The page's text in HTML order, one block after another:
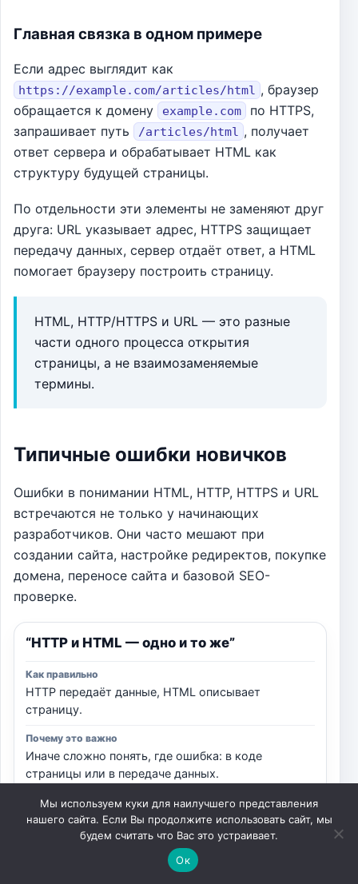
Главная связка в одном примере
Если адрес выглядит как
https://example.com/articles/html , браузер
обращается к домену
example.com
по HTTPS,
запрашивает путь
/articles/html , получает
ответ сервера и обрабатывает HTML как
структуру будущей страницы.
По отдельности эти элементы не заменяют друг
друга: URL указывает адрес, HTTPS защищает
передачу данных, сервер отдаёт ответ, а HTML
помогает браузеру построить страницу.
HTML, HTTP/HTTPS и URL — это разные
части одного процесса открытия
страницы, а не взаимозаменяемые
термины.
Типичные ошибки новичков
Ошибки в понимании HTML, HTTP, HTTPS и URL
встречаются не только у начинающих
разработчиков. Они часто мешают при
создании сайта, настройке редиректов, покупке
домена, переносе сайта и базовой SEO-
проверке.
“HTTP и HTML — одно и то же”
HTTP передаёт данные, HTML описывает
страницу.
Иначе сложно понять, где ошибка: в коде
страницы или в передаче данных.
“HTTPS означает, что сайту можно
Мы используем куки для наилучшего представления
нашего сайта. Если Вы продолжите использовать сайт, мы
будем считать что Вас это устраивает.
Ок